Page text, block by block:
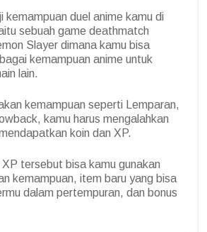
kemampuan duel anime kamu di
sebuah game deathmatch
Slayer dimana kamu bisa
kemampuan anime untuk
lain.
kemampuan seperti Lemparan,
kamu harus mengalahkan
koin dan XP.
XP tersebut bisa kamu gunakan
kemampuan, item baru yang bisa
dalam pertempuran, dan bonus